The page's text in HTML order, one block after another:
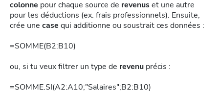
colonne pour chaque source de revenuset une autre
pour les déductions (ex. frais professionnels). Ensuite,
crée une case qui additionne ou soustrait ces données :
=SOMME(B2:B10)
ou, si tu veux filtrer un type de revenu précis :
=SOMME.SI(A2:A10;"Salaires";B2:B10)